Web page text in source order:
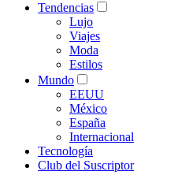
Tendencias
Lujo
Viajes
Moda
Estilos
Mundo
EEUU
México
España
Internacional
Tecnología
Club del Suscriptor